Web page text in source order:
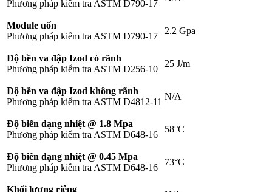
Phương pháp kiểm tra ASTM D790-17
Module uốn
Phương pháp kiểm tra ASTM D790-17
2.2 Gpa
Độ bền va đập Izod có rãnh
Phương pháp kiểm tra ASTM D256-10
25 J/m
Độ bền va đập Izod không rãnh
Phương pháp kiểm tra ASTM D4812-11
N/A
Độ biến dạng nhiệt @ 1.8 Mpa
Phương pháp kiểm tra ASTM D648-16
58°C
Độ biến dạng nhiệt @ 0.45 Mpa
Phương pháp kiểm tra ASTM D648-16
73°C
Khối lượng riêng